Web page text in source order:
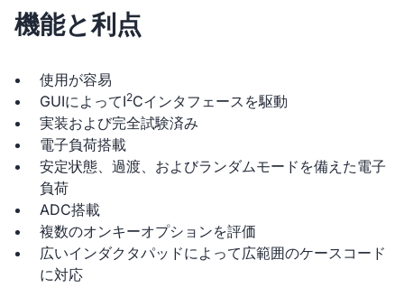
機能と利点
使用が容易
GUIによってI2Cインタフェースを駆動
実装および完全試験済み
電子負荷搭載
安定状態、過渡、およびランダムモードを備えた電子
負荷
ADC搭載
複数のオンキーオプションを評価
広いインダクタパッドによって広範囲のケースコード
に対応